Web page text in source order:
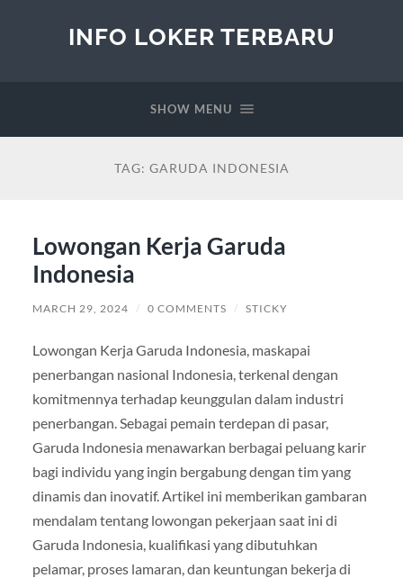
INFO LOKER TERBARU
SHOW MENU
TAG: GARUDA INDONESIA
Lowongan Kerja Garuda
Indonesia
MARCH 29, 2024 / 0 COMMENTS / STICKY
Lowongan Kerja Garuda Indonesia, maskapai
penerbangan nasional Indonesia, terkenal dengan
komitmennya terhadap keunggulan dalam industri
penerbangan. Sebagai pemain terdepan di pasar,
Garuda Indonesia menawarkan berbagai peluang karir
bagi individu yang ingin bergabung dengan tim yang
dinamis dan inovatif. Artikel ini memberikan gambaran
mendalam tentang lowongan pekerjaan saat ini di
Garuda Indonesia, kualifikasi yang dibutuhkan
pelamar, proses lamaran, dan keuntungan bekerja di